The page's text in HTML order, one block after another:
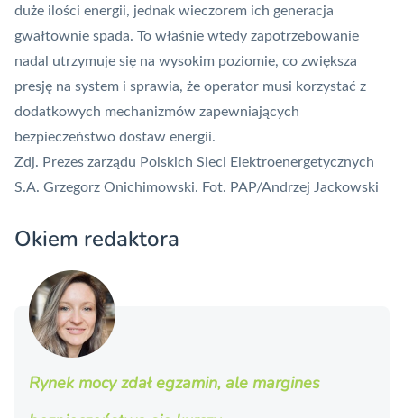
duże ilości energii, jednak wieczorem ich generacja
gwałtownie spada. To właśnie wtedy zapotrzebowanie
nadal utrzymuje się na wysokim poziomie, co zwiększa
presję na system i sprawia, że operator musi korzystać z
dodatkowych mechanizmów zapewniających
bezpieczeństwo dostaw energii.
Zdj. Prezes zarządu Polskich Sieci Elektroenergetycznych
S.A. Grzegorz Onichimowski. Fot. PAP/Andrzej Jackowski
Okiem redaktora
Rynek mocy zdał egzamin, ale margines